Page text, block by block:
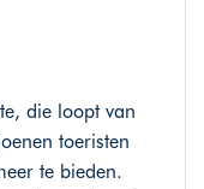
die loopt van
toeristen
te bieden.